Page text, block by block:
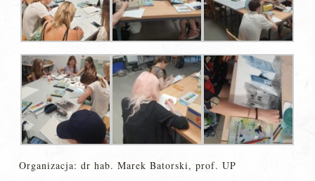
Organizacja: dr hab. Marek Batorski, prof. UP